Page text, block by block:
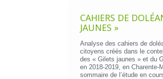
CAHIERS DE
JAUNES »
Analyse des cahiers de
citoyens créés dans le
des « Gilets jaunes » et du
en 2018-2019, en Charente-
sommaire de l’étude en